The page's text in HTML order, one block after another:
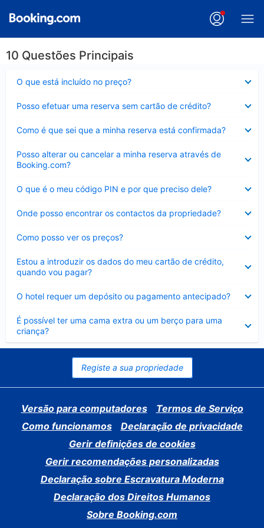
10 Questões Principais
O que está incluído no preço?
fechado
Posso efetuar uma reserva sem cartão de crédito?
fechado
Como é que sei que a minha reserva está confirmada?
fechado
Posso alterar ou cancelar a minha reserva através de
Booking.com?
fechado
O que é o meu código PIN e por que preciso dele?
fechado
Onde posso encontrar os contactos da propriedade?
fechado
Como posso ver os preços?
fechado
Estou a introduzir os dados do meu cartão de crédito,
quando vou pagar?
fechado
O hotel requer um depósito ou pagamento antecipado?
fechado
É possível ter uma cama extra ou um berço para uma
criança?
Elemento
fechado
Registe a sua propriedade
Versão para computadores
Termos de Serviço
Como funcionamos
Declaração de privacidade
Gerir definições de cookies
Gerir recomendações personalizadas
Declaração sobre Escravatura Moderna
Declaração dos Direitos Humanos
Sobre Booking.com